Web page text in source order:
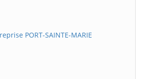
PORT-SAINTE-MARIE